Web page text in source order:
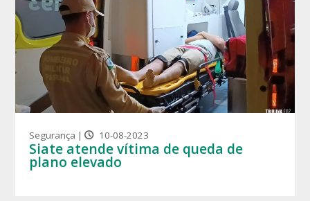
Segurança | 10-08-2023
Siate atende vítima de queda de
plano elevado